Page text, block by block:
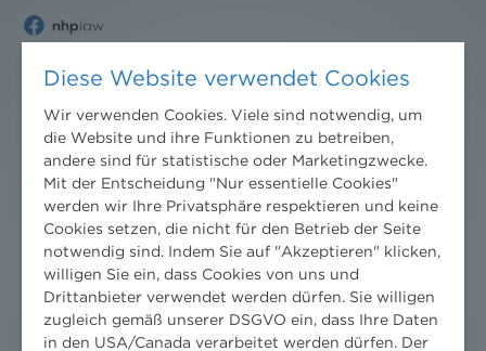
Nachrichten
Diese Website verwendet Cookies
Wir verwenden Cookies. Viele sind notwendig, um
die Website und ihre Funktionen zu betreiben,
andere sind für statistische oder Marketingzwecke.
Mit der Entscheidung "Nur essentielle Cookies"
werden wir Ihre Privatsphäre respektieren und keine
Cookies setzen, die nicht für den Betrieb der Seite
notwendig sind. Indem Sie auf "Akzeptieren" klicken,
willigen Sie ein, dass Cookies von uns und
Drittanbieter verwendet werden dürfen. Sie willigen
zugleich gemäß unserer DSGVO ein, dass Ihre Daten
in den USA/Canada verarbeitet werden dürfen. Der